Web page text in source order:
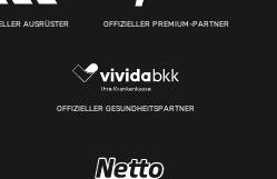
AUSRÜSTER OFFIZIELLER PREMIUM-PARTNER
OFFIZIELLER GESUNDHEITSPARTNER